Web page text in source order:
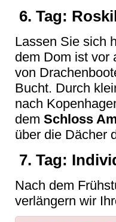
6. Tag:
Lassen Sie sich
dem Dom ist vor
von
Bucht. Durch
nach
dem Schloss
über die Dächer
7. Tag:
Nach dem
verlängern wir